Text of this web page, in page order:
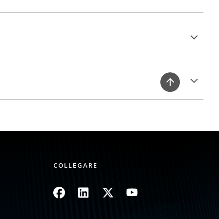
COLLEGARE
ImmagineImmagineImmagineImmagine